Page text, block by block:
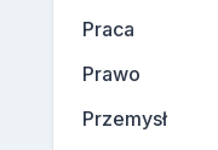
Praca
Prawo
Przemysł